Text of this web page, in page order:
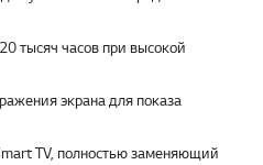
тысяч часов при высокой
экрана для показа
TV, полностью заменяющий